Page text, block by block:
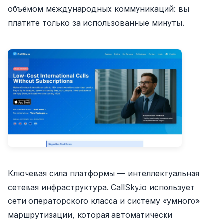
объёмом международных коммуникаций: вы
платите только за использованные минуты.
Ключевая сила платформы — интеллектуальная
сетевая инфраструктура. CallSky.io использует
сети операторского класса и систему «умного»
маршрутизации, которая автоматически